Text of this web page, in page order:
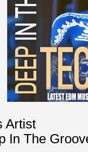
Artist
In The